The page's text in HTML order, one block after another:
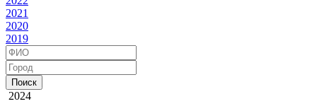
2021
2020
2019
Поиск
2024